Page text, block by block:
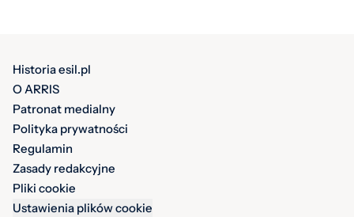
Historia esil.pl
O ARRIS
Patronat medialny
Polityka prywatności
Regulamin
Zasady redakcyjne
Pliki cookie
Ustawienia plików cookie